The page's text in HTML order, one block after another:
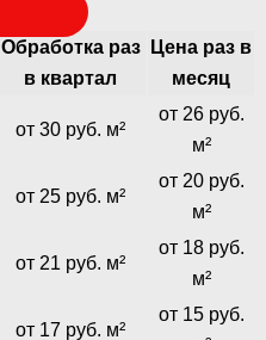
Обработка раз
в квартал
Цена раз в
месяц
от 30 руб. м²
от 26 руб.
м²
от 25 руб. м²
от 20 руб.
м²
от 21 руб. м²
от 18 руб.
м²
от 17 руб. м²
от 15 руб.